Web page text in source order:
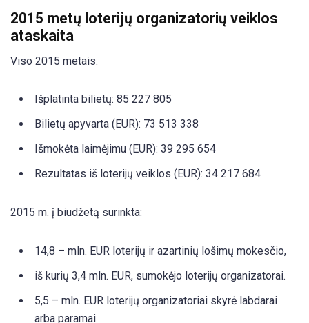
2015 metų loterijų organizatorių veiklos
ataskaita
Viso 2015 metais:
Išplatinta bilietų: 85 227 805
Bilietų apyvarta (EUR): 73 513 338
Išmokėta laimėjimu (EUR): 39 295 654
Rezultatas iš loterijų veiklos (EUR): 34 217 684
2015 m. į biudžetą surinkta:
14,8 – mln. EUR loterijų ir azartinių lošimų mokesčio,
iš kurių 3,4 mln. EUR, sumokėjo loterijų organizatorai.
5,5 – mln. EUR loterijų organizatoriai skyrė labdarai
arba paramai.